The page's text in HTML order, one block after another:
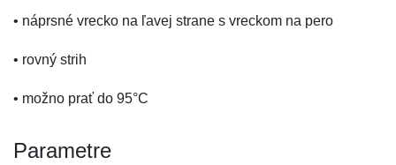
• náprsné vrecko na ľavej strane s vreckom na pero
• rovný strih
• možno prať do 95°C
Parametre